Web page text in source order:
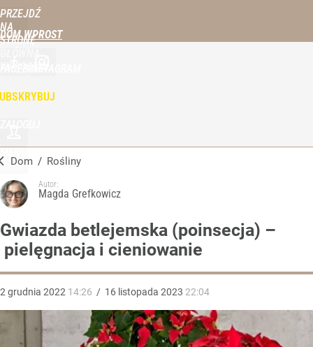
PRZEJDŹ
NA
STRONĘ
DOM WPROST
Dom / Rośliny
Autor:
Magda Grefkowicz
Gwiazda betlejemska (poinsecja) –
pielęgnacja i cieniowanie
2 grudnia 2022 14:26 / 16 listopada 2023 22:04